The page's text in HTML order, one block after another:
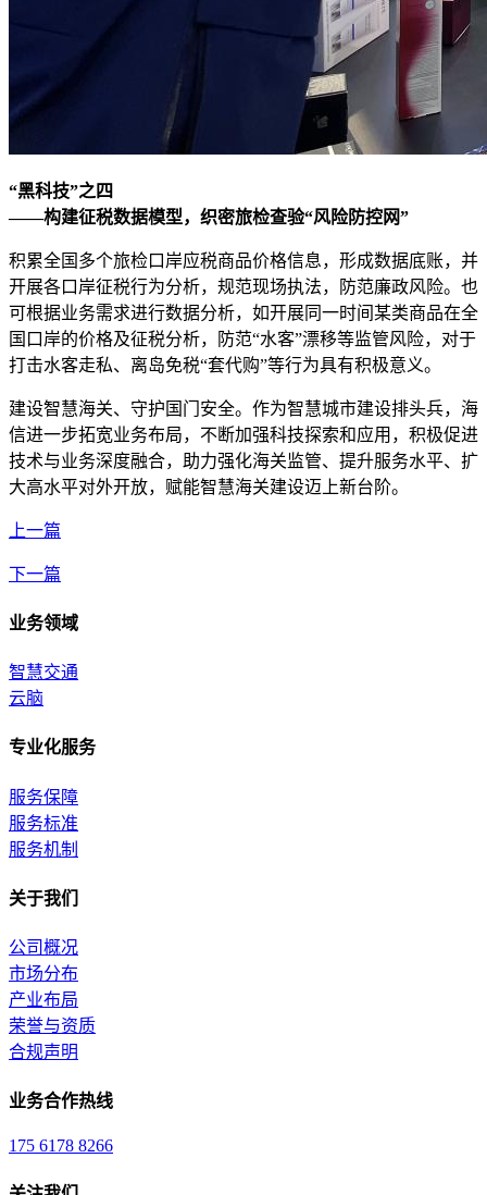
“黑科技”之四
——构建征税数据模型，织密旅检查验“风险防控网”
积累全国多个旅检口岸应税商品价格信息，形成数据底账，并
开展各口岸征税行为分析，规范现场执法，防范廉政风险。也
可根据业务需求进行数据分析，如开展同一时间某类商品在全
国口岸的价格及征税分析，防范“水客”漂移等监管风险，对于
打击水客走私、离岛免税“套代购”等行为具有积极意义。
建设智慧海关、守护国门安全。作为智慧城市建设排头兵，海
信进一步拓宽业务布局，不断加强科技探索和应用，积极促进
技术与业务深度融合，助力强化海关监管、提升服务水平、扩
大高水平对外开放，赋能智慧海关建设迈上新台阶。
上一篇
下一篇
业务领域
智慧交通
云脑
专业化服务
服务保障
服务标准
服务机制
关于我们
公司概况
市场分布
产业布局
荣誉与资质
合规声明
业务合作热线
175 6178 8266